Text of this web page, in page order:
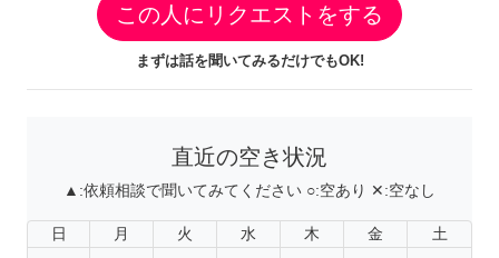
この人にリクエストをする
まずは話を聞いてみるだけでもOK!
直近の空き状況
▲:依頼相談で聞いてみてください ○:空あり ✕:空なし
日 月 火 水 木 金 土